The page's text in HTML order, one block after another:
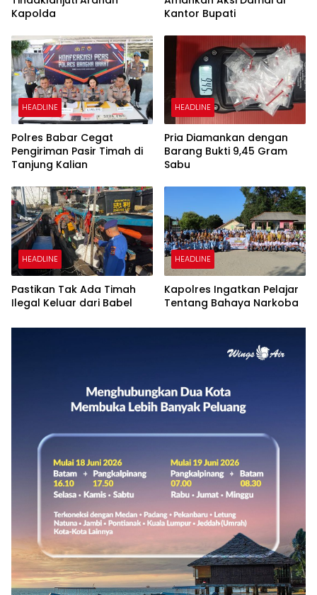
Kapolda
Kantor Bupati
HEADLINE
Polres Babar Cegat
Pengiriman Pasir Timah di
Tanjung Kalian
HEADLINE
Pria Diamankan dengan
Barang Bukti 9,45 Gram
Sabu
HEADLINE
Pastikan Tak Ada Timah
Ilegal Keluar dari Babel
HEADLINE
Kapolres Ingatkan Pelajar
Tentang Bahaya Narkoba